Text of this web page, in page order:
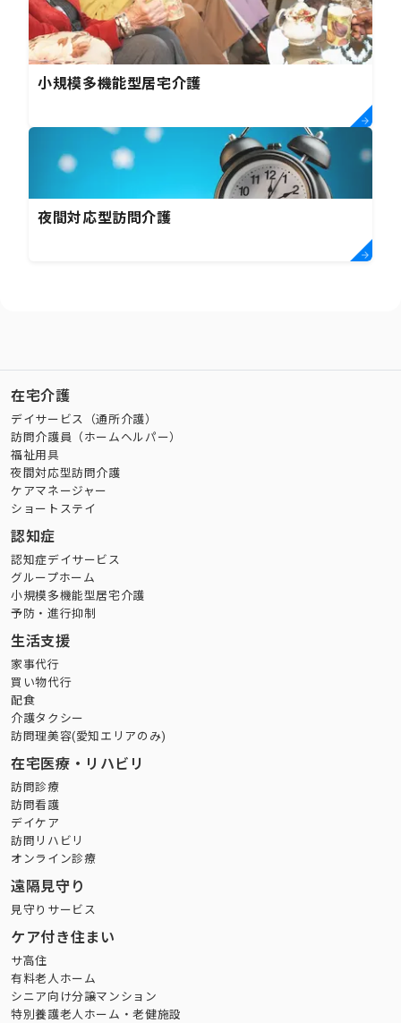
小規模多機能型居宅介護
夜間対応型訪問介護
在宅介護
デイサービス（通所介護）
訪問介護員（ホームヘルパー）
福祉用具
夜間対応型訪問介護
ケアマネージャー
ショートステイ
認知症
認知症デイサービス
グループホーム
小規模多機能型居宅介護
予防・進行抑制
生活支援
家事代行
買い物代行
配食
介護タクシー
訪問理美容(愛知エリアのみ)
在宅医療・リハビリ
訪問診療
訪問看護
デイケア
訪問リハビリ
オンライン診療
遠隔見守り
見守りサービス
ケア付き住まい
サ高住
有料老人ホーム
シニア向け分譲マンション
特別養護老人ホーム・老健施設